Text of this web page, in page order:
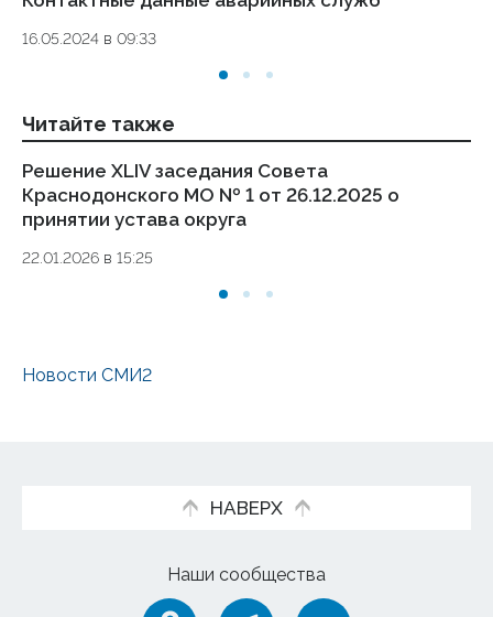
16.05.2024 в 09:33
Читайте также
Решение XLIV заседания Совета
Краснодонского МО № 1 от 26.12.2025 о
принятии устава округа
22.01.2026 в 15:25
Новости СМИ2
НАВЕРХ
Наши сообщества